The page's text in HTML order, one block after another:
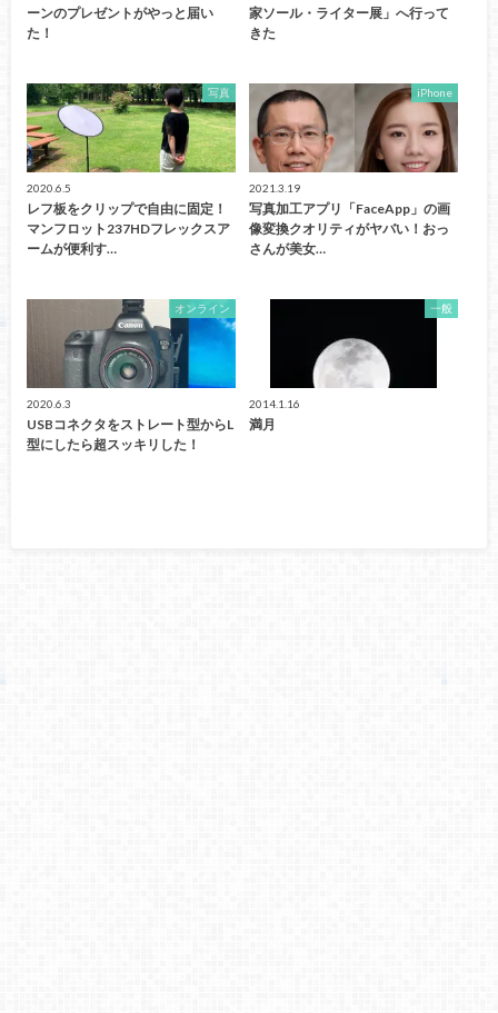
ーンのプレゼントがやっと届い
た！
家ソール・ライター展」へ行って
きた
写真
2020.6.5
レフ板をクリップで自由に固定！
マンフロット237HDフレックスア
ームが便利す…
iPhone
2021.3.19
写真加工アプリ「FaceApp」の画
像変換クオリティがヤバい！おっ
さんが美女…
オンライン
2020.6.3
USBコネクタをストレート型からL
型にしたら超スッキリした！
一般
2014.1.16
満月